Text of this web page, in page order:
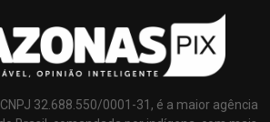
32.688.550/0001-31, é a maior agência